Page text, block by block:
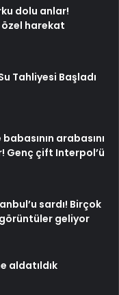
dolu anlar!
özel harekat
Tahliyesi Başladı
babasının arabasını
Genç çift Interpol’ü
sardı! Birçok
geliyor
aldatıldık